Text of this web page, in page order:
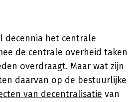
decennia het centrale
de centrale overheid taken
overdraagt. Maar wat zijn
daarvan op de bestuurlijke
van decentralisatie van